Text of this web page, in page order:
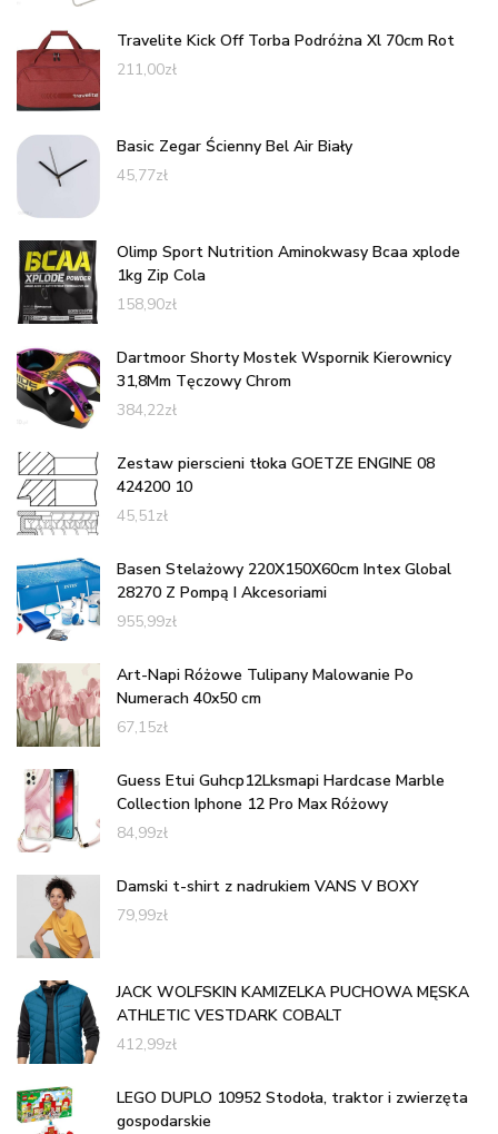
Travelite Kick Off Torba Podróżna Xl 70cm Rot
211,00zł
Basic Zegar Ścienny Bel Air Biały
45,77zł
Olimp Sport Nutrition Aminokwasy Bcaa xplode
1kg Zip Cola
158,90zł
Dartmoor Shorty Mostek Wspornik Kierownicy
31,8Mm Tęczowy Chrom
384,22zł
Zestaw pierscieni tłoka GOETZE ENGINE 08
424200 10
45,51zł
Basen Stelażowy 220X150X60cm Intex Global
28270 Z Pompą I Akcesoriami
955,99zł
Art-Napi Różowe Tulipany Malowanie Po
Numerach 40x50 cm
67,15zł
Guess Etui Guhcp12Lksmapi Hardcase Marble
Collection Iphone 12 Pro Max Różowy
84,99zł
Damski t-shirt z nadrukiem VANS V BOXY
79,99zł
JACK WOLFSKIN KAMIZELKA PUCHOWA MĘSKA
ATHLETIC VESTDARK COBALT
412,99zł
LEGO DUPLO 10952 Stodoła, traktor i zwierzęta
gospodarskie